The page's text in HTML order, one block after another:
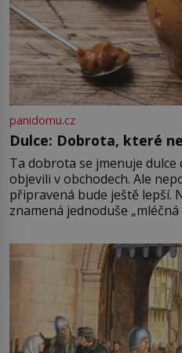
panidomu.cz
Dulce: Dobrota, které
Ta dobrota se jmenuje dulce
objevili v obchodech. Ale
připravená bude ještě lepší.
znamená jednoduše
pře hned několik
Francie, kde se traduje,